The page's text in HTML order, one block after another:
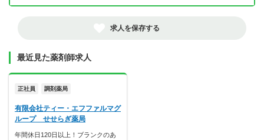
求人を保存する
最近見た薬剤師求人
正社員 調剤薬局
有限会社ティー・エフファルマグ
ループ せせらぎ薬局
年間休日120日以上！ブランクのあ